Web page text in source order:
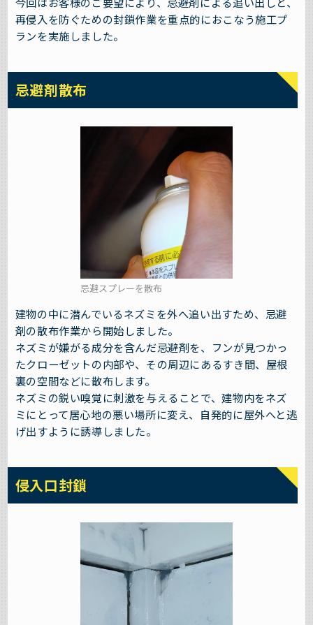
再侵入を防ぐための封鎖作業を重点的におこなう施工プ
ランを実施しました。
忌避剤散布
忌避スプレーを散布
建物の中に潜んでいるネズミを外へ追い出すため、忌避
剤の散布作業から開始しました。
ネズミが嫌がる成分を含んだ忌避剤を、フンが見つかっ
たクローゼットの内部や、その周辺にあるすき間、屋根
裏の空間などに散布します。
ネズミの鋭い嗅覚に刺激を与えることで、建物内をネズ
ミにとって居心地の悪い場所に変え、自発的に屋外へと逃
げ出すように誘導しました。
侵入口封鎖